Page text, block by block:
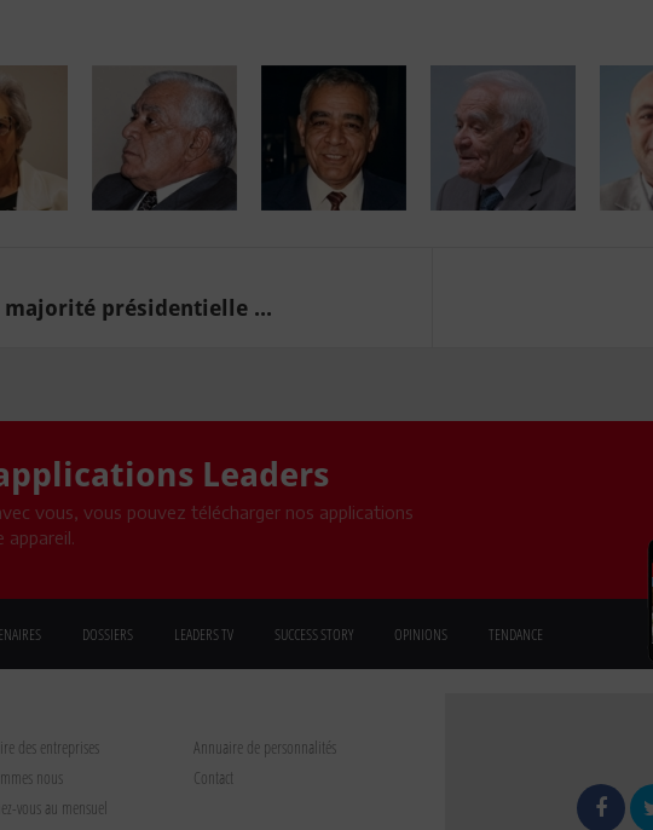
majorité présidentielle ...
Leaders
vous, vous pouvez télécharger nos applications
appareil.
DOSSIERS LEADERS TV SUCCESS STORY OPINIONS TENDANCE
des entreprises
Annuaire de personnalités
nous
Contact
vous au mensuel